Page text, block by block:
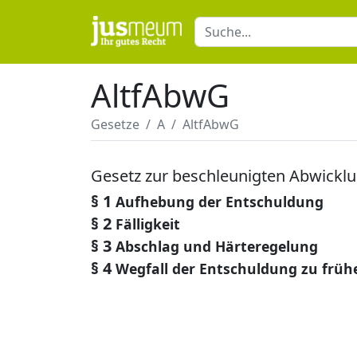
AltfAbwG
Gesetze A AltfAbwG
Gesetz zur beschleunigten
§ 1 Aufhebung der Entschuldung
§ 2 Fälligkeit
§ 3 Abschlag und Härteregelung
§ 4 Wegfall der Entschuldung zu